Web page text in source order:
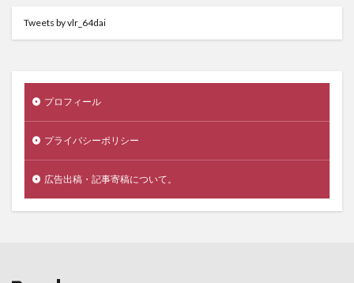
Tweets by vlr_64dai
プロフィール
プライバシーポリシー
広告出稿・記事寄稿について。